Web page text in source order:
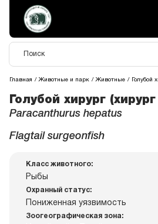
Главная Животные и парк Животные Голубой
Голубой хирург
Paracanthurus hepatus
Flagtail surgeonfish
Класс животного:
Рыбы
Охранный статус:
Пониженная уязвимость
Зоогеографическая зона: